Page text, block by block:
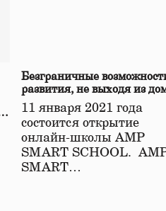
Безграничные
развития, не выходя из
11 января 2021 года
состоится открытие
онлайн-школы АМР
SMART SCHOOL.
SMART…